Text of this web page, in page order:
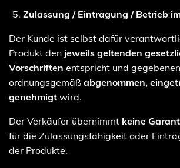
Zulassung / Eintragung / Betrieb
Der Kunde ist selbst dafür
Produkt den jeweils geltenden
Vorschriften entspricht und
ordnungsgemäß abgenommen,
genehmigt wird.
Der Verkäufer übernimmt keine
für die Zulassungsfähigkeit oder
der Produkte.